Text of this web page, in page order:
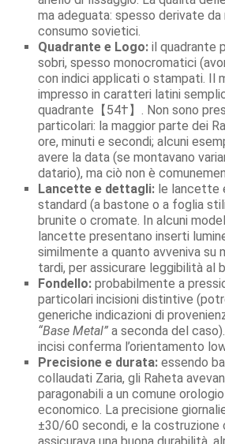
ma adeguata: spesso derivate
consumo sovietici.
Quadrante e Logo: il quadrante
sobri, spesso monocromatici
con indici applicati o stampati. Il
impresso in caratteri latini
quadrante【54†】. Non sono
particolari: la maggior parte dei
ore, minuti e secondi; alcuni
avere la data (se montavano
datario), ma ciò non è
Lancette e dettagli: le lancette
standard (a bastone o a foglia
brunite o cromate. In alcuni
lancette presentano inserti
similmente a quanto avveniva su
tardi, per assicurare leggibilità al
Fondello: probabilmente a
particolari incisioni distintive
generiche indicazioni di
“Base Metal” a seconda del caso).
incisi conferma l’orientamento
Precisione e durata: essendo
collaudati Zaria, gli Raheta
paragonabili a un comune
economico. La precisione
±30/60 secondi, e la costruzione